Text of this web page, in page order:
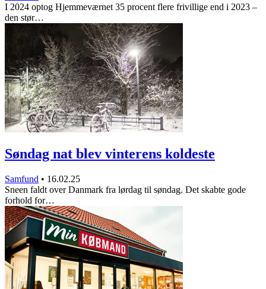
I 2024 optog Hjemmeværnet 35 procent flere frivillige end i 2023 –
den stør…
Søndag nat blev vinterens koldeste
Samfund • 16.02.25
Sneen faldt over Danmark fra lørdag til søndag. Det skabte gode
forhold for…